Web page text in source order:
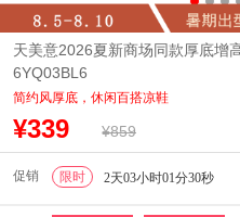
天美意2026夏新商场同款厚底增
6YQ03BL6
简约风厚底，休闲百搭凉鞋
¥339 ¥859
促销 限时 2天03小时01分27秒